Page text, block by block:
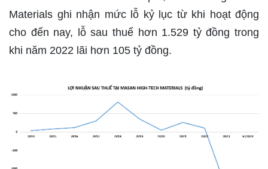
Materials ghi nhận mức lỗ kỷ lục từ khi hoạt động
cho đến nay, lỗ sau thuế hơn 1.529 tỷ đồng trong
khi năm 2022 lãi hơn 105 tỷ đồng.